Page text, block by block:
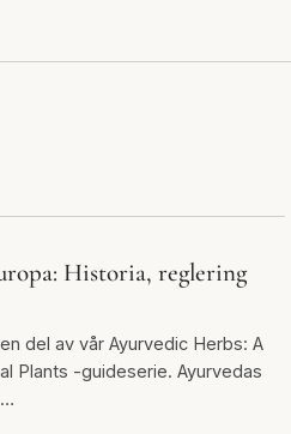
Historia, reglering
del av vår Ayurvedic Herbs: A
Plants -guideserie. Ayurvedas